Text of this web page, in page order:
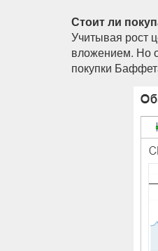
Стоит ли
Учитывая рост
вложением. Но
покупки